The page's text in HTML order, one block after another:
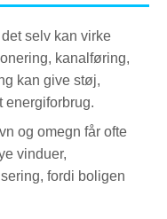
selv kan virke
kanalføring,
kan give støj,
energiforbrug.
og omegn får ofte
vinduer,
fordi boligen